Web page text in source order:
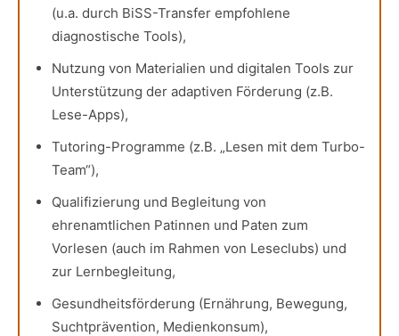
(u.a. durch BiSS-Transfer empfohlene
diagnostische Tools),
Nutzung von Materialien und digitalen Tools zur
Unterstützung der adaptiven Förderung (z.B.
Lese-Apps),
Tutoring-Programme (z.B. „Lesen mit dem Turbo-
Team“),
Qualifizierung und Begleitung von
ehrenamtlichen Patinnen und Paten zum
Vorlesen (auch im Rahmen von Leseclubs) und
zur Lernbegleitung,
Gesundheitsförderung (Ernährung, Bewegung,
Suchtprävention, Medienkonsum),